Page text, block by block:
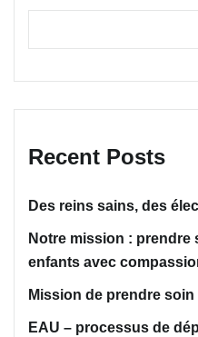
Recent Posts
Des reins sains, des
Notre mission : prendre
enfants avec
Mission de prendre
EAU – processus de